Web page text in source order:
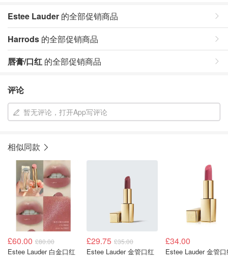
Estee Lauder 的全部促销商品
Harrods 的全部促销商品
唇膏/口红 的全部促销商品
评论
暂无评论，打开App写评论
相似同款
£60.00 £80.00
Estee Lauder 白金口红
£29.75 £35.00
Estee Lauder 金管口红
£34.00
Estee Lauder 金管